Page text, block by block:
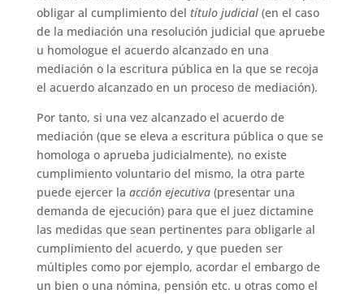
obligar al cumplimiento del título judicial(en el caso
de la mediación una resolución judicial que apruebe
u homologue el acuerdo alcanzado en una
mediación o la escritura pública en la que se recoja
el acuerdo alcanzado en un proceso de mediación).
Por tanto, si una vez alcanzado el acuerdo de
mediación (que se eleva a escritura pública o que se
homologa o aprueba judicialmente), no existe
cumplimiento voluntario del mismo, la otra parte
puede ejercer la acción ejecutiva(presentar una
demanda de ejecución) para que el juez dictamine
las medidas que sean pertinentes para obligarle al
cumplimiento del acuerdo, y que pueden ser
múltiples como por ejemplo, acordar el embargo de
un bien o una nómina, pensión etc. u otras como el